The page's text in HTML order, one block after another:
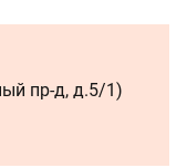
пр‑д, д.5/1)